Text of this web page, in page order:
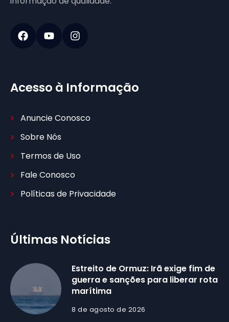
Acesso à Informação
Anuncie Conosco
Sobre Nós
Termos de Uso
Fale Conosco
Políticas de Privacidade
Últimas Notícias
Estreito de Ormuz: Irã exige fim de
guerra e sanções para liberar rota
marítima
8 de agosto de 2026